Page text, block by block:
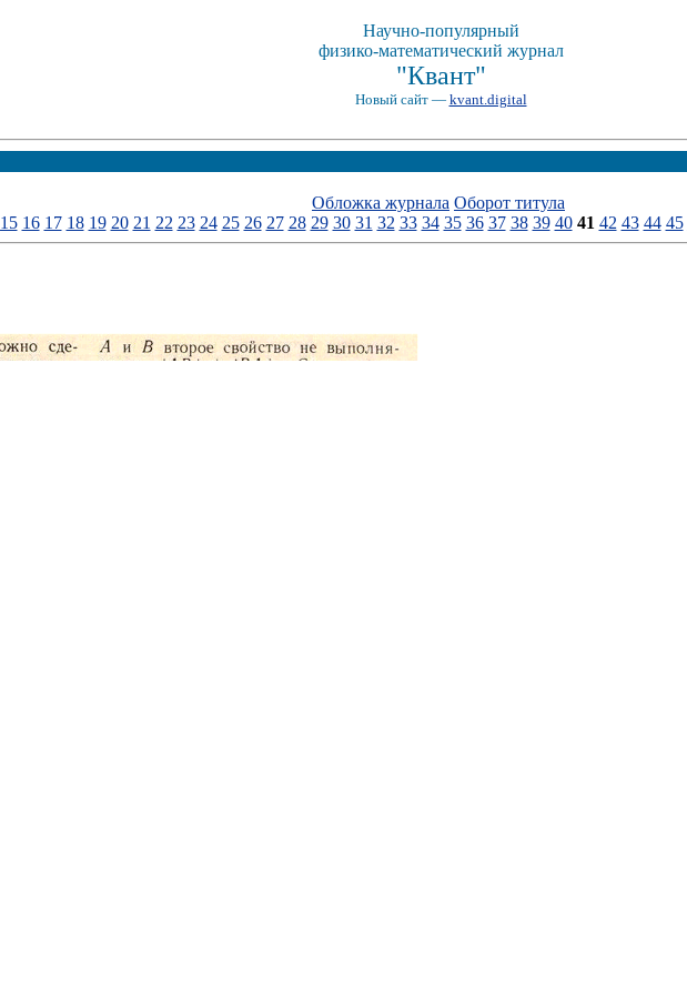
Научно-популярный
физико-математический журнал
"Квант"
Новый сайт — kvant.digital
Обложка журнала Оборот титула
15 16 17 18 19 20 21 22 23 24 25 26 27 28 29 30 31 32 33 34 35 36 37 38 39 40 41 42 43 44 45